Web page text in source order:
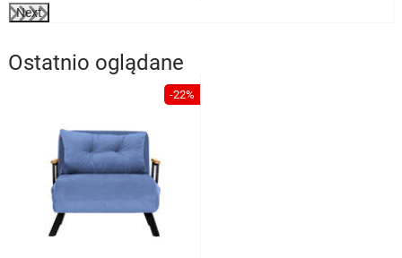
Next
Ostatnio oglądane
-22%